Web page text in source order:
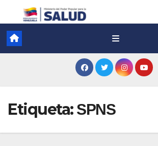
Etiqueta: SPNS